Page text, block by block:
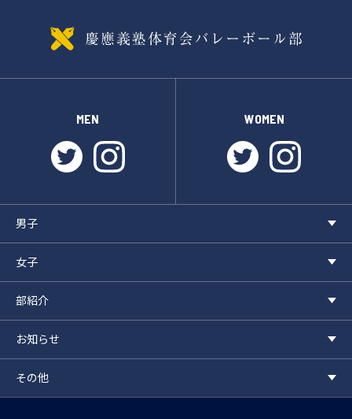
MEN
twitterinstagram
WOMEN
twitter
男子
女子
部紹介
お知らせ
その他